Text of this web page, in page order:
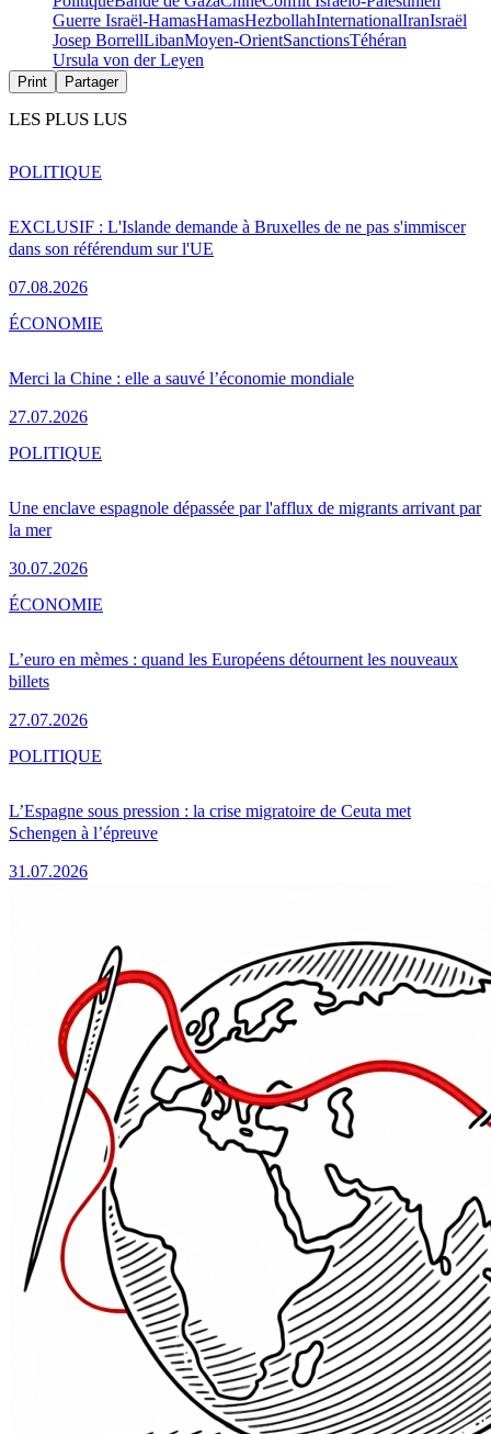
Guerre Israël-HamasHamasHezbollahInternationalIranIsraël
Josep BorrellLibanMoyen-OrientSanctionsTéhéran
Ursula von der Leyen
Print Partager
LES PLUS LUS
EXCLUSIF : L'Islande demande à Bruxelles de ne pas s'immiscer
dans son référendum sur l'UE
07.08.2026
POLITIQUE
Merci la Chine : elle a sauvé l’économie mondiale
27.07.2026
ÉCONOMIE
Une enclave espagnole dépassée par l'afflux de migrants arrivant par
la mer
30.07.2026
POLITIQUE
L’euro en mèmes : quand les Européens détournent les nouveaux
billets
27.07.2026
ÉCONOMIE
L’Espagne sous pression : la crise migratoire de Ceuta met
Schengen à l’épreuve
31.07.2026
POLITIQUE